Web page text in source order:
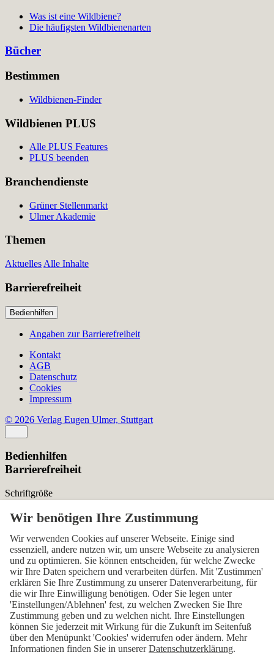
Was ist eine Wildbiene?
Die häufigsten Wildbienenarten
Bücher
Bestimmen
Wildbienen-Finder
Wildbienen PLUS
Alle PLUS Features
PLUS beenden
Branchendienste
Grüner Stellenmarkt
Ulmer Akademie
Themen
Aktuelles Alle Inhalte
Barrierefreiheit
Bedienhilfen
Angaben zur Barrierefreiheit
Kontakt
AGB
Datenschutz
Cookies
Impressum
© 2026 Verlag Eugen Ulmer, Stuttgart
Bedienhilfen
Barrierefreiheit
Schriftgröße
Normal Zurücksetzen
Kontrast
Normal Hoch Normal
Menü sichtbar
Ja Nein Ja
Über den ersten Skip-Link der Seite „Barrierefreiheits-
Einstellungen“ können Sie das Menü jederzeit wieder einblenden.
Einstellungen
Wir verwenden Cookies auf unserer Webseite. Einige sind
essenziell, andere nutzen wir, um unsere Webseite zu analysieren
und zu optimieren. Sie können entscheiden, für welche Zwecke
wir Ihre Daten speichern und verarbeiten dürfen. Mit 'Zustimmen'
erklären Sie Ihre Zustimmung zu unserer Datenverarbeitung, für
die wir Ihre Einwilligung benötigen. Oder Sie legen unter
'Einstellungen/Ablehnen' fest, zu welchen Zwecken Sie Ihre
Zustimmung geben und zu welchen nicht. Ihre Einstellungen
können Sie jederzeit mit Wirkung für die Zukunft im Seitenfuß
über den Menüpunkt 'Cookies' widerrufen oder ändern. Mehr
Informationen finden Sie in unsererDatenschutzerklärung.